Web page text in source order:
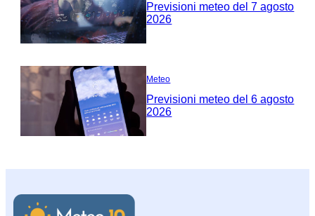
Previsioni meteo del 7 agosto
2026
Meteo
Previsioni meteo del 6 agosto
2026